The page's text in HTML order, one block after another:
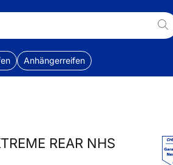
Anhängerreifen
REAR NHS